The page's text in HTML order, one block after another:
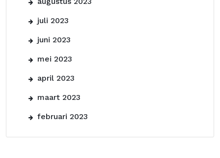
juli 2023
juni 2023
mei 2023
april 2023
maart 2023
februari 2023